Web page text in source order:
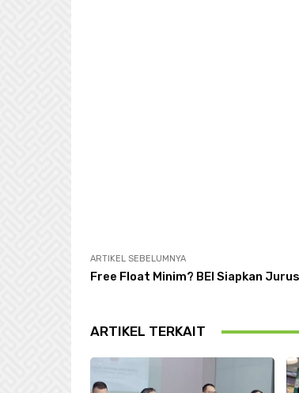
ARTIKEL SEBELUMNYA
Free Float Minim? BEI Siapkan
ARTIKEL TERKAIT